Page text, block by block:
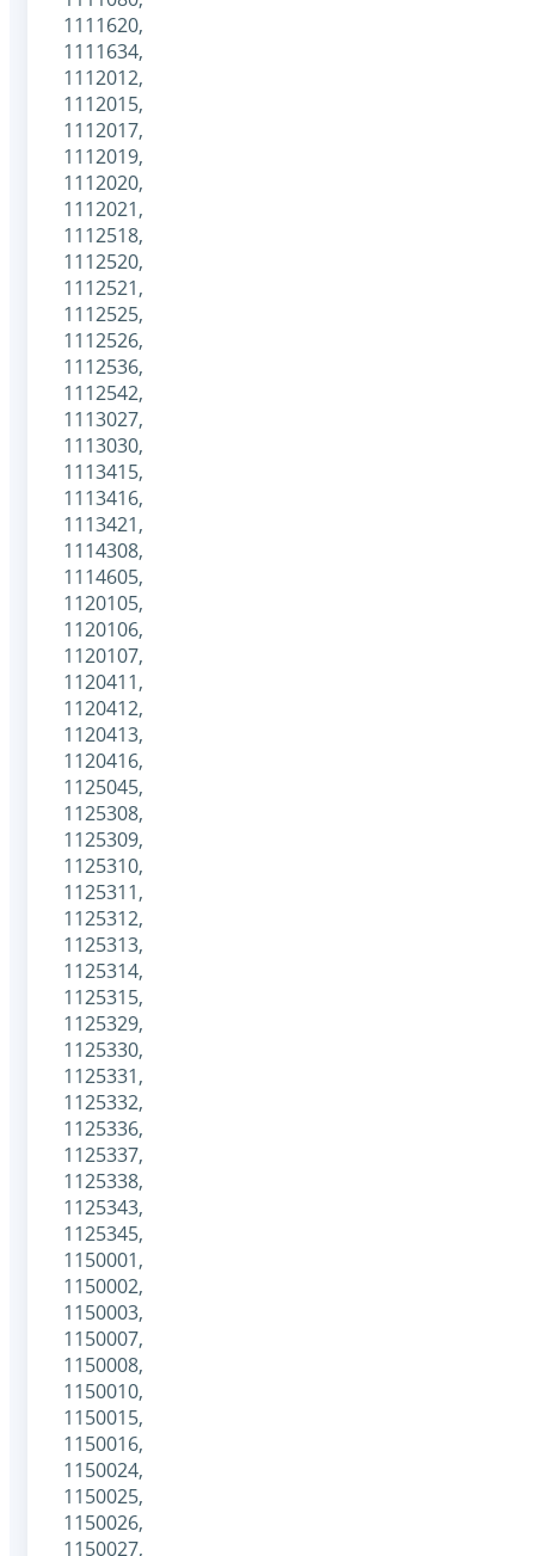
1111620,
1111634,
1112012,
1112015,
1112017,
1112019,
1112020,
1112021,
1112518,
1112520,
1112521,
1112525,
1112526,
1112536,
1112542,
1113027,
1113030,
1113415,
1113416,
1113421,
1114308,
1114605,
1120105,
1120106,
1120107,
1120411,
1120412,
1120413,
1120416,
1125045,
1125308,
1125309,
1125310,
1125311,
1125312,
1125313,
1125314,
1125315,
1125329,
1125330,
1125331,
1125332,
1125336,
1125337,
1125338,
1125343,
1125345,
1150001,
1150002,
1150003,
1150007,
1150008,
1150010,
1150015,
1150016,
1150024,
1150025,
1150026,
1150027,